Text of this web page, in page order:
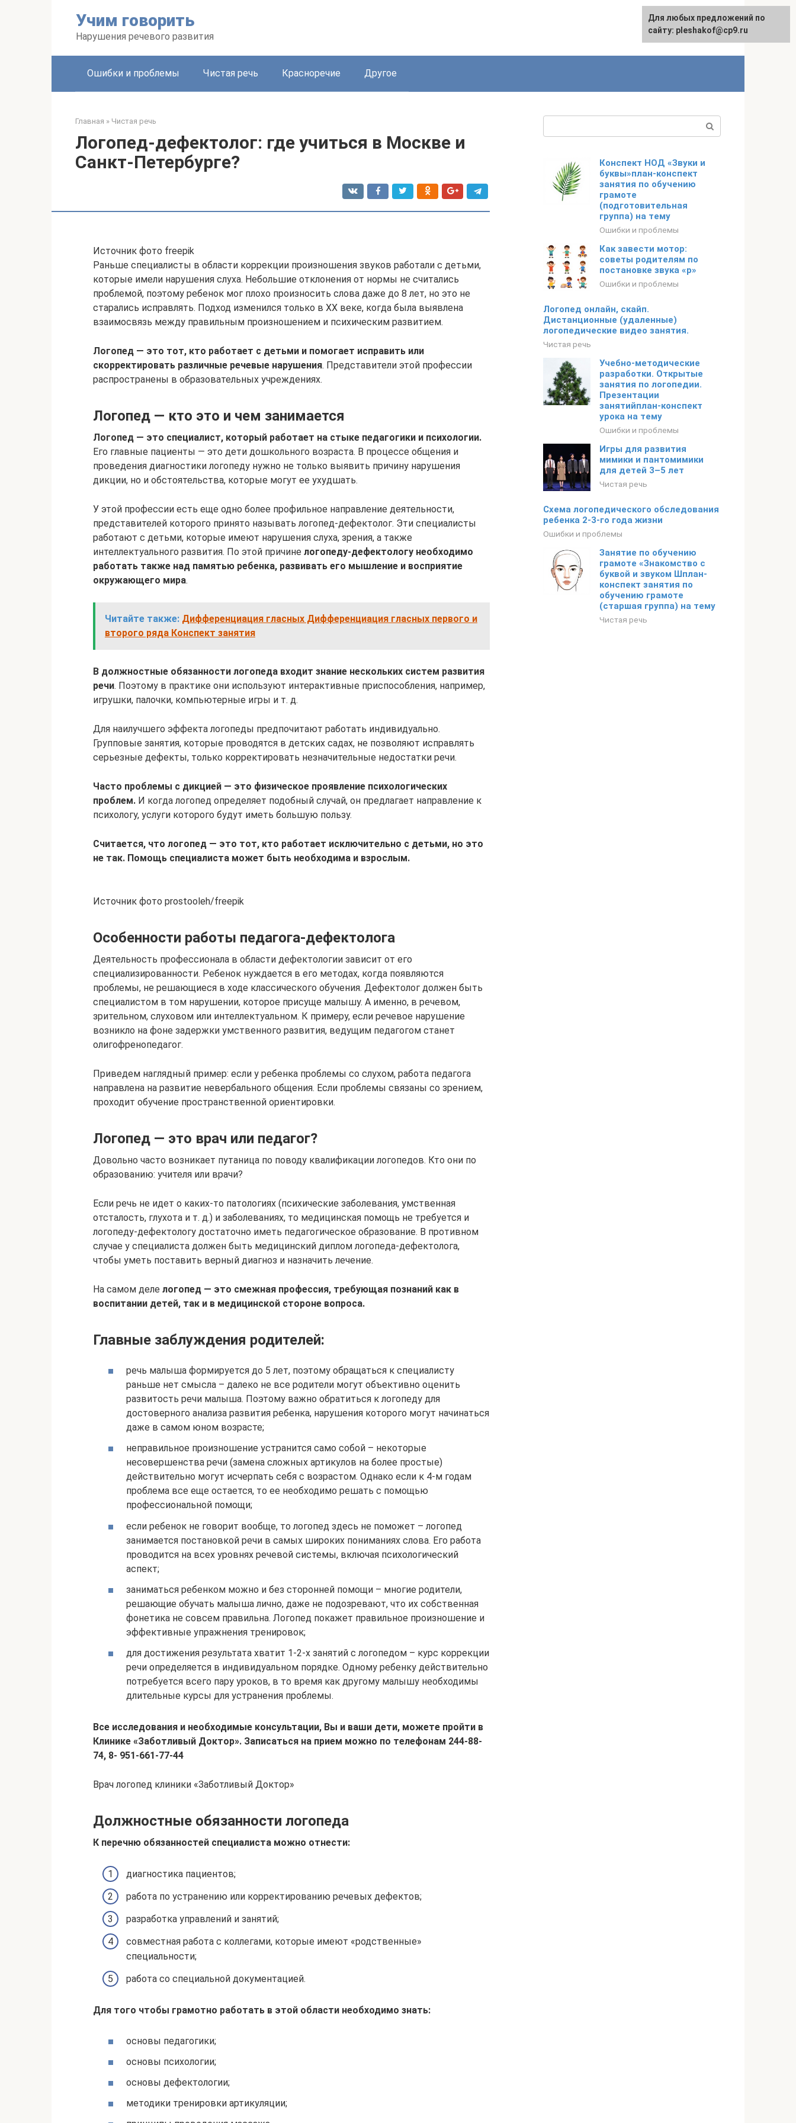
Учим говорить
Нарушения речевого развития
Ошибки и проблемы Чистая речь Красноречие Другое
Главная » Чистая речь
Логопед-дефектолог: где учиться в Москве и
Санкт-Петербурге?
Источник фото freepik
Раньше специалисты в области коррекции произношения звуков работали с детьми,
которые имели нарушения слуха. Небольшие отклонения от нормы не считались
проблемой, поэтому ребенок мог плохо произносить слова даже до 8 лет, но это не
старались исправлять. Подход изменился только в XX веке, когда была выявлена
взаимосвязь между правильным произношением и психическим развитием.
Логопед — это тот, кто работает с детьми и помогает исправить или
скорректировать различные речевые нарушения. Представители этой профессии
распространены в образовательных учреждениях.
Логопед — кто это и чем занимается
Логопед — это специалист, который работает на стыке педагогики и психологии.
Его главные пациенты — это дети дошкольного возраста. В процессе общения и
проведения диагностики логопеду нужно не только выявить причину нарушения
дикции, но и обстоятельства, которые могут ее ухудшать.
У этой профессии есть еще одно более профильное направление деятельности,
представителей которого принято называть логопед-дефектолог. Эти специалисты
работают с детьми, которые имеют нарушения слуха, зрения, а также
интеллектуального развития. По этой причине логопеду-дефектологу необходимо
работать также над памятью ребенка, развивать его мышление и восприятие
окружающего мира.
Читайте также: Дифференциация гласных Дифференциация гласных первого и
второго ряда Конспект занятия
В должностные обязанности логопеда входит знание нескольких систем развития
речи. Поэтому в практике они используют интерактивные приспособления, например,
игрушки, палочки, компьютерные игры и т. д.
Для наилучшего эффекта логопеды предпочитают работать индивидуально.
Групповые занятия, которые проводятся в детских садах, не позволяют исправлять
серьезные дефекты, только корректировать незначительные недостатки речи.
Часто проблемы с дикцией — это физическое проявление психологических
проблем. И когда логопед определяет подобный случай, он предлагает направление к
психологу, услуги которого будут иметь большую пользу.
Считается, что логопед — это тот, кто работает исключительно с детьми, но это
не так. Помощь специалиста может быть необходима и взрослым.
Источник фото prostooleh/freepik
Особенности работы педагога-дефектолога
Деятельность профессионала в области дефектологии зависит от его
специализированности. Ребенок нуждается в его методах, когда появляются
проблемы, не решающиеся в ходе классического обучения. Дефектолог должен быть
специалистом в том нарушении, которое присуще малышу. А именно, в речевом,
зрительном, слуховом или интеллектуальном. К примеру, если речевое нарушение
возникло на фоне задержки умственного развития, ведущим педагогом станет
олигофренопедагог.
Приведем наглядный пример: если у ребенка проблемы со слухом, работа педагога
направлена на развитие невербального общения. Если проблемы связаны со зрением,
проходит обучение пространственной ориентировки.
Логопед — это врач или педагог?
Довольно часто возникает путаница по поводу квалификации логопедов. Кто они по
образованию: учителя или врачи?
Если речь не идет о каких-то патологиях (психические заболевания, умственная
отсталость, глухота и т. д.) и заболеваниях, то медицинская помощь не требуется и
логопеду-дефектологу достаточно иметь педагогическое образование. В противном
случае у специалиста должен быть медицинский диплом логопеда-дефектолога,
чтобы уметь поставить верный диагноз и назначить лечение.
На самом деле логопед — это смежная профессия, требующая познаний как в
воспитании детей, так и в медицинской стороне вопроса.
Главные заблуждения родителей:
речь малыша формируется до 5 лет, поэтому обращаться к специалисту
раньше нет смысла – далеко не все родители могут объективно оценить
развитость речи малыша. Поэтому важно обратиться к логопеду для
достоверного анализа развития ребенка, нарушения которого могут начинаться
даже в самом юном возрасте;
неправильное произношение устранится само собой – некоторые
несовершенства речи (замена сложных артикулов на более простые)
действительно могут исчерпать себя с возрастом. Однако если к 4-м годам
проблема все еще остается, то ее необходимо решать с помощью
профессиональной помощи;
если ребенок не говорит вообще, то логопед здесь не поможет – логопед
занимается постановкой речи в самых широких пониманиях слова. Его работа
проводится на всех уровнях речевой системы, включая психологический
аспект;
заниматься ребенком можно и без сторонней помощи – многие родители,
решающие обучать малыша лично, даже не подозревают, что их собственная
фонетика не совсем правильна. Логопед покажет правильное произношение и
эффективные упражнения тренировок;
для достижения результата хватит 1-2-х занятий с логопедом – курс коррекции
речи определяется в индивидуальном порядке. Одному ребенку действительно
потребуется всего пару уроков, в то время как другому малышу необходимы
длительные курсы для устранения проблемы.
Все исследования и необходимые консультации, Вы и ваши дети, можете пройти в
Клинике «Заботливый Доктор». Записаться на прием можно по телефонам 244-88-
74, 8- 951-661-77-44
Врач логопед клиники «Заботливый Доктор»
Должностные обязанности логопеда
К перечню обязанностей специалиста можно отнести:
диагностика пациентов;
работа по устранению или корректированию речевых дефектов;
разработка управлений и занятий;
совместная работа с коллегами, которые имеют «родственные»
специальности;
работа со специальной документацией.
Для того чтобы грамотно работать в этой области необходимо знать:
основы педагогики;
основы психологии;
основы дефектологии;
методики тренировки артикуляции;
Конспект НОД «Звуки и
буквы»план-конспект
занятия по обучению
грамоте
(подготовительная
группа) на тему
Ошибки и проблемы
Как завести мотор:
советы родителям по
постановке звука «р»
Ошибки и проблемы
Логопед онлайн, скайп.
Дистанционные (удаленные)
логопедические видео занятия.
Чистая речь
Учебно-методические
разработки. Открытые
занятия по логопедии.
Презентации
занятийплан-конспект
урока на тему
Ошибки и проблемы
Игры для развития
мимики и пантомимики
для детей 3–5 лет
Чистая речь
Схема логопедического обследования
ребенка 2-3-го года жизни
Ошибки и проблемы
Занятие по обучению
грамоте «Знакомство с
буквой и звуком Шплан-
конспект занятия по
обучению грамоте
(старшая группа) на тему
Чистая речь
Для любых предложений по
сайту: pleshakof@cp9.ru